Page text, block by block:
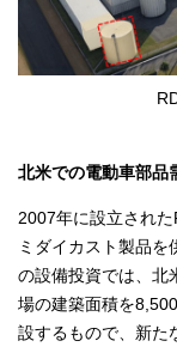
北米での電動車部品
2007年に設立され
ミダイカスト製品を
の設備投資では、北
場の建築面積を
設するもので、新た